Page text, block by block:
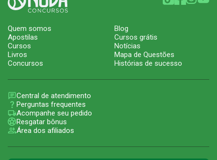
Quem somos
Apostilas
Cursos
Livros
Concursos
Blog
Cursos grátis
Notícias
Mapa de Questões
Histórias de sucesso
Central de atendimento
Perguntas frequentes
Acompanhe seu pedido
Resgatar bônus
Área dos afiliados